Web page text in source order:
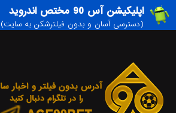
اپلیکیشن آس 90 مختص اندروید
(دسترسی آسان و بدون فیلترشکن به سایت)